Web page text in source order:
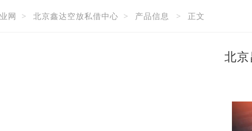
网 > 北京鑫达空放私借中心 > 产品信息 > 正文
北